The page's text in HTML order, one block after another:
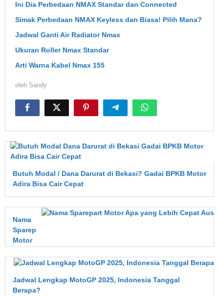
Ini Dia Perbedaan NMAX Standar dan Connected
Simak Perbedaan NMAX Keyless dan Biasa! Pilih Mana?
Jadwal Ganti Air Radiator Nmax
Ukuran Roller Nmax Standar
Arti Warna Kabel Nmax 155
oleh Sandy
Butuh Modal / Dana Darurat di Bekasi? Gadai BPKB Motor
Adira Bisa Cair Cepat
Nama
Sparepart
Motor
yang
Cepat
Aus?
Jadwal Lengkap MotoGP 2025, Indonesia Tanggal
Berapa?